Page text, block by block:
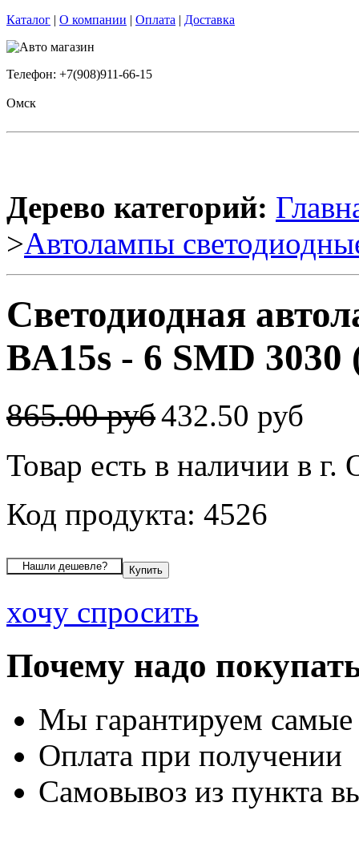
Каталог | О компании | Оплата | Доставка
Телефон: +7(908)911-66-15
Омск
Дерево категорий:
>Автолампы
Светодиодная
BA15s - 6 SMD 3030
865.00 руб432.50 руб
Товар есть в наличии в г.
Код продукта: 4526
хочу спросить
Почему надо
Мы гарантируем
Оплата при получении
Самовывоз из пункта